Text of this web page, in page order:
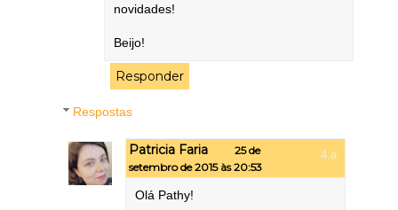
novidades!
Beijo!
Responder
Respostas
Patricia Faria
25 de
setembro de 2015 às 20:53
Olá Pathy!